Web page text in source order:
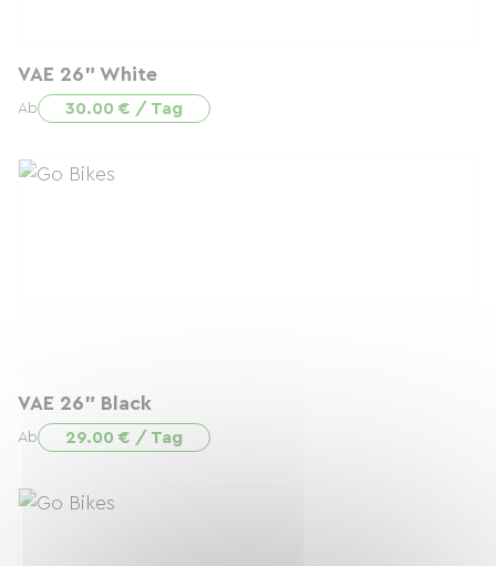
VAE 26" White
Ab 30.00 € / Tag
VAE 26" Black
Ab 29.00 € / Tag